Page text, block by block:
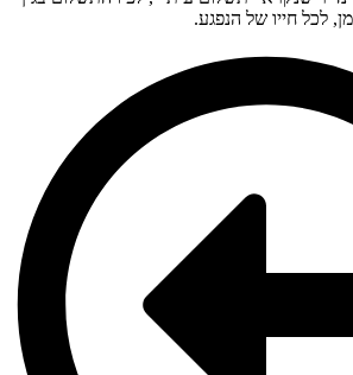
לכל חייו של הנפגע.